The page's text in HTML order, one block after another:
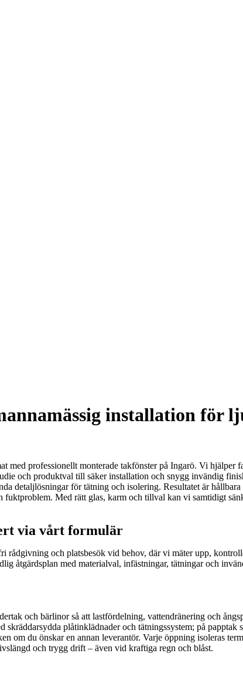
installation för
professionellt monterade takfönster på Ingarö. Vi hjälper
och produktval till säker installation och snygg invändig
detaljlösningar för tätning och isolering. Resultatet är
Med rätt glas, karm och tillval kan vi samtidigt
via vårt formulär
rådgivning och platsbesök vid behov, där vi mäter upp,
åtgärdsplan med materialval, infästningar, tätningar och
och bärlinor så att lastfördelning, vattendränering och
plåtinklädnader och tätningssystem; på
om du önskar en annan leverantör. Varje öppning isoleras
och trygg drift – även vid kraftiga regn och blåst.